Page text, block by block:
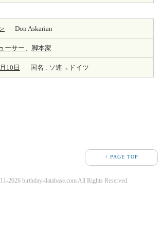
Don Askarian
ーサー、 脚本家
10日 国名 : ソ連→ドイツ
↑ PAGE TOP
2026 birthday-database.com All Rights Reserved.